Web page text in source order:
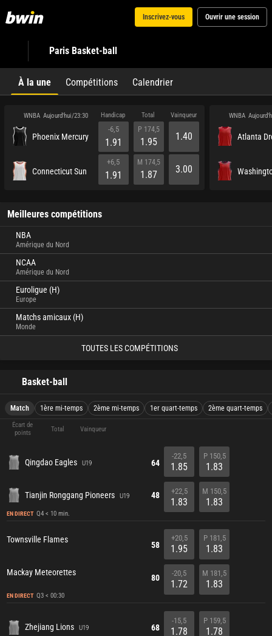
Inscrivez-vous Ouvrir une session
Paris Basket-ball
À la une Compétitions Calendrier
WNBA Aujourd'hui/23:30 Handicap Total Vainqueur
Phoenix Mercury
Connecticut Sun
-6,5
1.91
+6,5
1.91
P 174,5
1.95
M 174,5
1.87
1.40
3.00
WNBA
Atlanta
Meilleures compétitions
NBA
Amérique du Nord
NCAA
Amérique du Nord
Euroligue (H)
Europe
Matchs amicaux (H)
Monde
TOUTES LES COMPÉTITIONS
Basket-ball
Match 1ère mi-temps 2ème mi-temps 1er quart-temps 2ème quart-temps
Écart de
points
Total Vainqueur
Qingdao Eagles U19
Tianjin Ronggang Pioneers U19
EN DIRECT Q4 < 10 min.
64
48
-22,5
1.85
+22,5
1.83
P 150,5
1.83
M 150,5
1.83
Townsville Flames
Mackay Meteorettes
EN DIRECT Q3 < 00:30
58
80
+20,5
1.95
-20,5
1.72
P 181,5
1.83
M 181,5
1.83
Zhejiang Lions U19 68
-15,5
1.78
P 159,5
1.78